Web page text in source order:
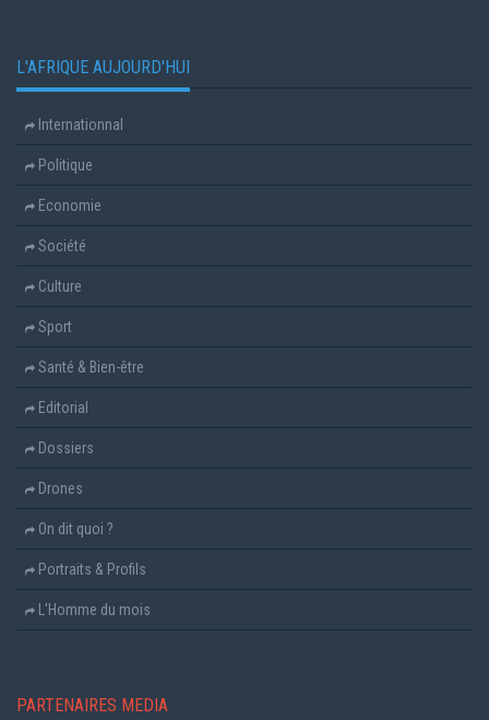
L'AFRIQUE AUJOURD'HUI
Internationnal
Politique
Economie
Société
Culture
Sport
Santé & Bien-être
Editorial
Dossiers
Drones
On dit quoi ?
Portraits & Profils
L'Homme du mois
PARTENAIRES MEDIA